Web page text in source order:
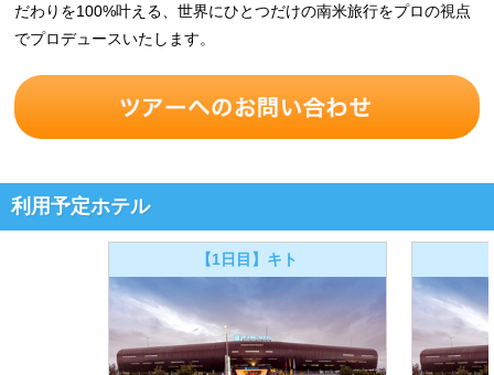
だわりを100%叶える、世界にひとつだけの南米旅行をプロの視点
でプロデュースいたします。
利用予定ホテル
【1日目】キト